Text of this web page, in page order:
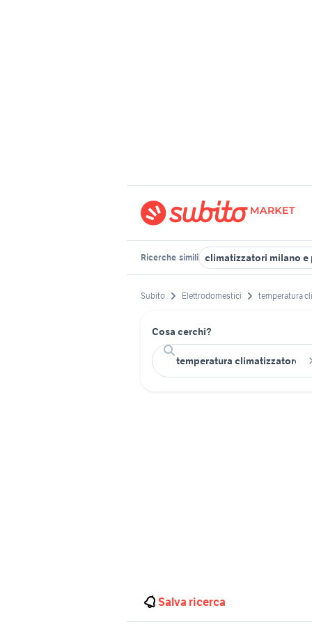
Ricerche simili climatizzatori milano
Subito Elettrodomestici temperatura
Cosa cerchi?
Salva ricerca